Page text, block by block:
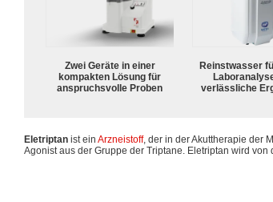
Zwei Geräte in einer
kompakten Lösung für
anspruchsvolle Proben
Reinstwasser
verlässliche
Eletriptan ist ein Arzneistoff, der in der Akuttherapie der
Agonist aus der Gruppe der Triptane. Eletriptan wird